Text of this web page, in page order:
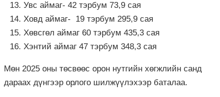
Увс аймаг- 42 тэрбум 73,9 сая
Ховд аймаг- 19 тэрбум 295,9 сая
Хөвсгөл аймаг 60 тэрбум 435,3 сая
Хэнтий аймаг 47 тэрбум 348,3 сая
Мөн 2025 оны төсвөөс орон нутгийн хөгжлийн санд
дараах дүнгээр орлого шилжүүлэхээр баталаа.